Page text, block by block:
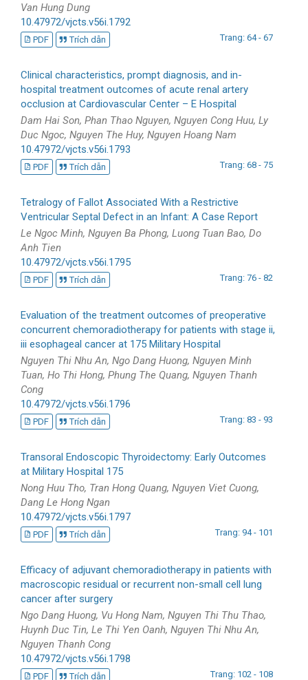
Van Hung Dung
10.47972/vjcts.v56i.1792
PDF Trích dẫn Trang: 64 - 67
Clinical characteristics, prompt diagnosis, and in-
hospital treatment outcomes of acute renal artery
occlusion at Cardiovascular Center – E Hospital
Dam Hai Son, Phan Thao Nguyen, Nguyen Cong Huu, Ly
Duc Ngoc, Nguyen The Huy, Nguyen Hoang Nam
10.47972/vjcts.v56i.1793
PDF Trích dẫn Trang: 68 - 75
Tetralogy of Fallot Associated With a Restrictive
Ventricular Septal Defect in an Infant: A Case Report
Le Ngoc Minh, Nguyen Ba Phong, Luong Tuan Bao, Do
Anh Tien
10.47972/vjcts.v56i.1795
PDF Trích dẫn Trang: 76 - 82
Evaluation of the treatment outcomes of preoperative
concurrent chemoradiotherapy for patients with stage ii,
iii esophageal cancer at 175 Military Hospital
Nguyen Thi Nhu An, Ngo Dang Huong, Nguyen Minh
Tuan, Ho Thi Hong, Phung The Quang, Nguyen Thanh
Cong
10.47972/vjcts.v56i.1796
PDF Trích dẫn Trang: 83 - 93
Transoral Endoscopic Thyroidectomy: Early Outcomes
at Military Hospital 175
Nong Huu Tho, Tran Hong Quang, Nguyen Viet Cuong,
Dang Le Hong Ngan
10.47972/vjcts.v56i.1797
PDF Trích dẫn Trang: 94 - 101
Efficacy of adjuvant chemoradiotherapy in patients with
macroscopic residual or recurrent non-small cell lung
cancer after surgery
Ngo Dang Huong, Vu Hong Nam, Nguyen Thi Thu Thao,
Huynh Duc Tin, Le Thi Yen Oanh, Nguyen Thi Nhu An,
Nguyen Thanh Cong
10.47972/vjcts.v56i.1798
PDF Trích dẫn Trang: 102 - 108